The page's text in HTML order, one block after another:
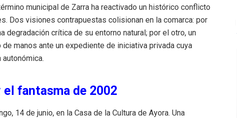
municipal de Zarra ha reactivado un histórico conflicto
Dos visiones contrapuestas colisionan en la comarca: por
degradación crítica de su entorno natural; por el otro, un
manos ante un expediente de iniciativa privada cuya
el fantasma de 2002
14 de junio, en la Casa de la Cultura de Ayora. Una